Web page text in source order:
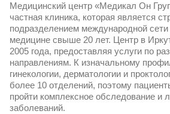
Медицинский центр «Медикал Он
частная клиника, которая является
подразделением международной
медицине свыше 20 лет. Центр в
2005 года, предоставляя услуги по
направлениям. К изначальному
гинекологии, дерматологии и
более 10 отделений, поэтому
пройти комплексное обследование и
заболеваний.